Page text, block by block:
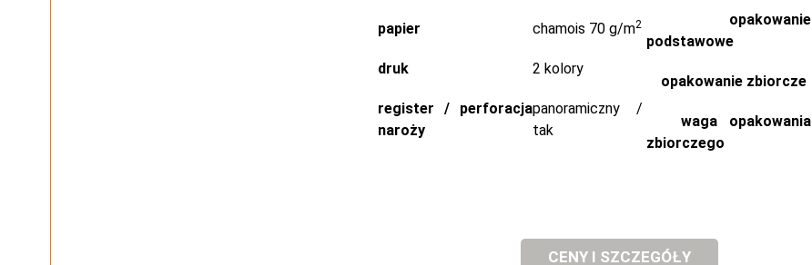
papier chamois 70 g/m2
druk 2 kolory
register / perforacja
naroży
panoramiczny /
tak
opakowanie
podstawowe
opakowanie zbiorcze
waga opakowania
zbiorczego
CENY I SZCZEGÓŁY